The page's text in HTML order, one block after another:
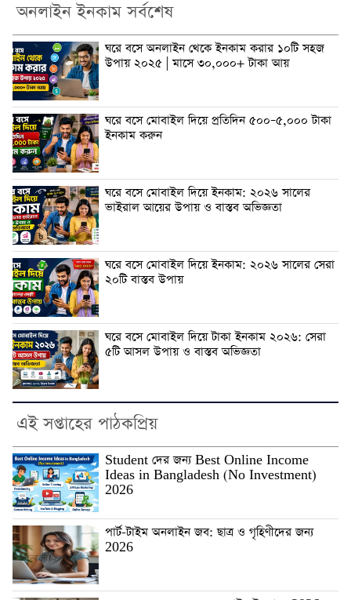
অনলাইন ইনকাম সর্বশেষ
ঘরে বসে অনলাইন থেকে ইনকাম করার ১০টি সহজ
উপায় ২০২৫ | মাসে ৩০,০০০+ টাকা আয়
ঘরে বসে মোবাইল দিয়ে প্রতিদিন ৫০০–৫,০০০ টাকা
ইনকাম করুন
ঘরে বসে মোবাইল দিয়ে ইনকাম: ২০২৬ সালের
ভাইরাল আয়ের উপায় ও বাস্তব অভিজ্ঞতা
ঘরে বসে মোবাইল দিয়ে ইনকাম: ২০২৬ সালের সেরা
২০টি বাস্তব উপায়
ঘরে বসে মোবাইল দিয়ে টাকা ইনকাম ২০২৬: সেরা
৫টি আসল উপায় ও বাস্তব অভিজ্ঞতা
এই সপ্তাহের পাঠকপ্রিয়
Student দের জন্য Best Online Income
Ideas in Bangladesh (No Investment)
2026
পার্ট-টাইম অনলাইন জব: ছাত্র ও গৃহিণীদের জন্য
2026